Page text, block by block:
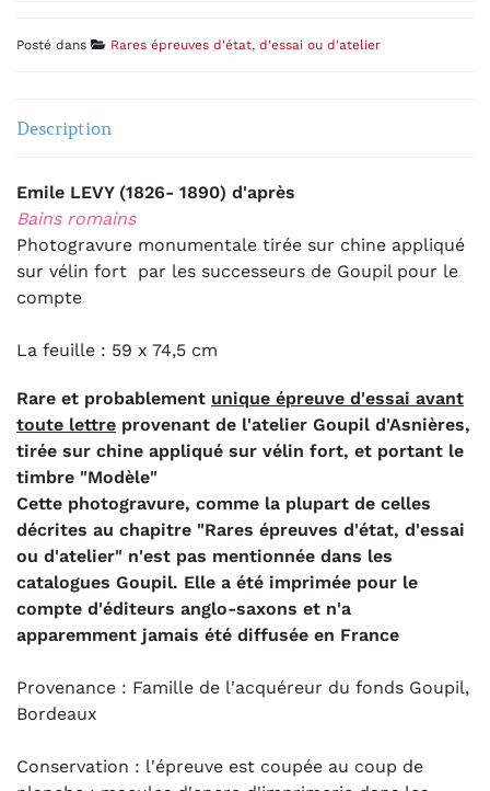
Posté dans Rares épreuves d'état, d'essai ou d'atelier
Description
Emile LEVY (1826- 1890) d'après
Bains romains
Photogravure monumentale tirée sur chine appliqué
sur vélin fort par les successeurs de Goupil pour le
compte
La feuille : 59 x 74,5 cm
Rare et probablement unique épreuve d'essai avant
toute lettre provenant de l'atelier Goupil d'Asnières,
tirée sur chine appliqué sur vélin fort, et portant le
timbre "Modèle"
Cette photogravure, comme la plupart de celles
décrites au chapitre "Rares épreuves d'état, d'essai
ou d'atelier" n'est pas mentionnée dans les
catalogues Goupil. Elle a été imprimée pour le
compte d'éditeurs anglo-saxons et n'a
apparemment jamais été diffusée en France
Provenance : Famille de l'acquéreur du fonds Goupil,
Bordeaux
Conservation : l'épreuve est coupée au coup de